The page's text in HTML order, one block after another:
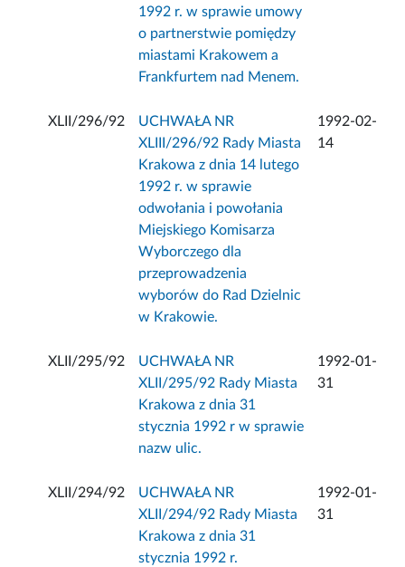
1992 r. w sprawie umowy
o partnerstwie pomiędzy
miastami Krakowem a
Frankfurtem nad Menem.
XLII/296/92
UCHWAŁA NR
XLIII/296/92 Rady Miasta
Krakowa z dnia 14 lutego
1992 r. w sprawie
odwołania i powołania
Miejskiego Komisarza
Wyborczego dla
przeprowadzenia
wyborów do Rad Dzielnic
w Krakowie.
1992-02-
14
XLII/295/92
UCHWAŁA NR
XLII/295/92 Rady Miasta
Krakowa z dnia 31
stycznia 1992 r w sprawie
nazw ulic.
1992-01-
31
XLII/294/92
UCHWAŁA NR
XLII/294/92 Rady Miasta
Krakowa z dnia 31
stycznia 1992 r.
1992-01-
31